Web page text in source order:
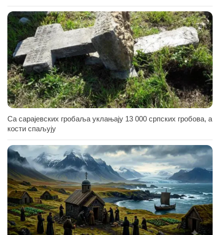
Са сарајевских гробаља уклањају 13 000 српских гробова, а
кости спаљују